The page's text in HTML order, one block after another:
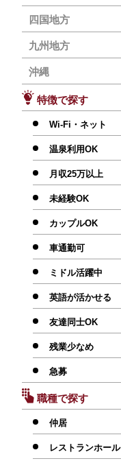
四国地方
九州地方
沖縄
特徴で探す
Wi-Fi・ネット
温泉利用OK
月収25万以上
未経験OK
カップルOK
車通勤可
ミドル活躍中
英語が活かせる
友達同士OK
残業少なめ
急募
職種で探す
仲居
レストランホール
到着します。